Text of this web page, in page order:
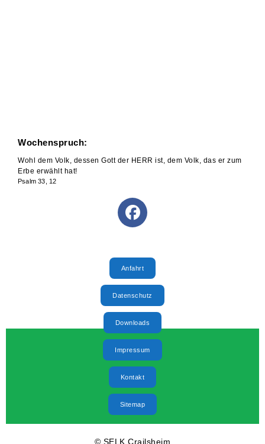
Wochenspruch:
Wohl dem Volk, dessen Gott der HERR ist, dem Volk, das er zum
Erbe erwählt hat!
Psalm 33, 12
Anfahrt
Datenschutz
Downloads
Impressum
Kontakt
Sitemap
© SELK Crailsheim